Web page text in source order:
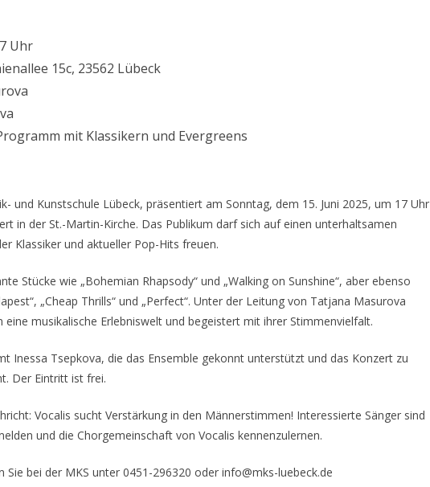
Uhr
15c, 23562 Lübeck
mit Klassikern und Evergreens
und Kunstschule Lübeck, präsentiert am Sonntag, dem 15. Juni 2025, um 17 Uhr
in der St.-Martin-Kirche. Das Publikum darf sich auf einen unterhaltsamen
Klassiker und aktueller Pop-Hits freuen.
Stücke wie „Bohemian Rhapsody“ und „Walking on Sunshine“, aber ebenso
„Cheap Thrills“ und „Perfect“. Unter der Leitung von Tatjana Masurova
eine musikalische Erlebniswelt und begeistert mit ihrer Stimmenvielfalt.
Inessa Tsepkova, die das Ensemble gekonnt unterstützt und das Konzert zu
Der Eintritt ist frei.
Vocalis sucht Verstärkung in den Männerstimmen! Interessierte Sänger sind
und die Chorgemeinschaft von Vocalis kennenzulernen.
bei der MKS unter 0451-296320 oder info@mks-luebeck.de